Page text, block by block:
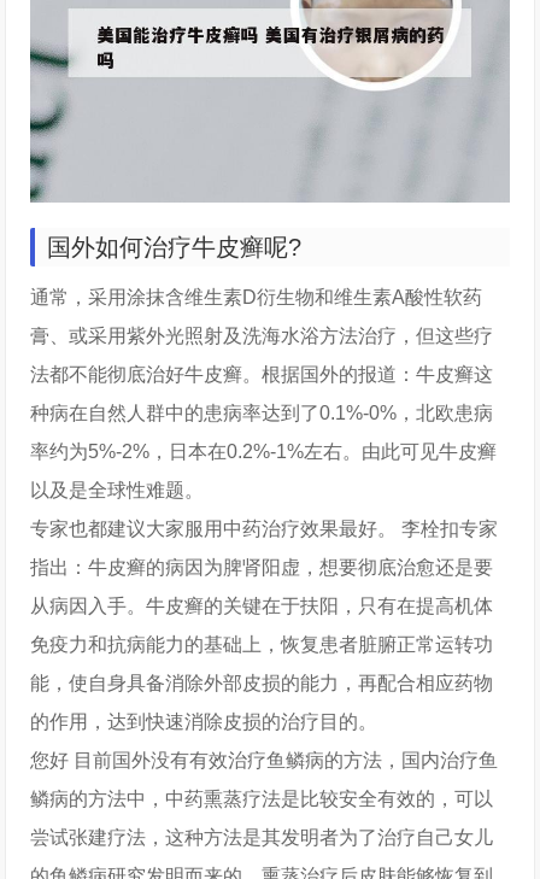
国外如何治疗牛皮癣呢?
通常，采用涂抹含维生素D衍生物和维生素A酸性软药
膏、或采用紫外光照射及洗海水浴方法治疗，但这些疗
法都不能彻底治好牛皮癣。根据国外的报道：牛皮癣这
种病在自然人群中的患病率达到了0.1%-0%，北欧患病
率约为5%-2%，日本在0.2%-1%左右。由此可见牛皮癣
以及是全球性难题。
专家也都建议大家服用中药治疗效果最好。 李栓扣专家
指出：牛皮癣的病因为脾肾阳虚，想要彻底治愈还是要
从病因入手。牛皮癣的关键在于扶阳，只有在提高机体
免疫力和抗病能力的基础上，恢复患者脏腑正常运转功
能，使自身具备消除外部皮损的能力，再配合相应药物
的作用，达到快速消除皮损的治疗目的。
您好 目前国外没有有效治疗鱼鳞病的方法，国内治疗鱼
鳞病的方法中，中药熏蒸疗法是比较安全有效的，可以
尝试张建疗法，这种方法是其发明者为了治疗自己女儿